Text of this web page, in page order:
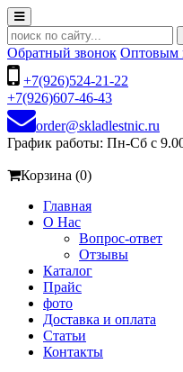
Обратный звонок Оптовым
+7(926)524-21-22
+7(926)607-46-43
order@skladlestnic.ru
График работы: Пн-Сб с
Корзина (0)
Главная
О Нас
Вопрос-ответ
Отзывы
Каталог
Прайс
фото
Доставка и оплата
Статьи
Контакты